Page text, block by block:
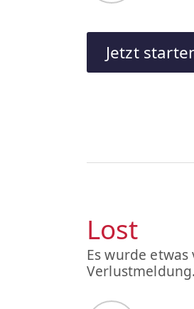
Jetzt
Lost
Es wurde
Verlustmeldung.